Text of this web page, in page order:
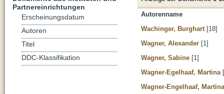
Autorenname
Wachinger, Burghart [18]
Wagner, Alexander [1]
Wagner, Sabine [1]
Wagner-Egelhaaf, Martina
Wagner-Engelhaaf, Martina
Partnereinrichtungen
Erscheinungsdatum
Autoren
Titel
DDC-Klassifikation